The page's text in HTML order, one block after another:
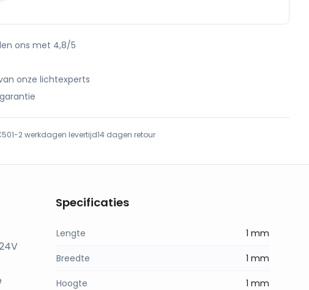
ons met 4,8/5
onze lichtexperts
1-2 werkdagen levertijd14 dagen retour
Specificaties
Lengte 1 mm
Breedte 1 mm
Hoogte 1 mm